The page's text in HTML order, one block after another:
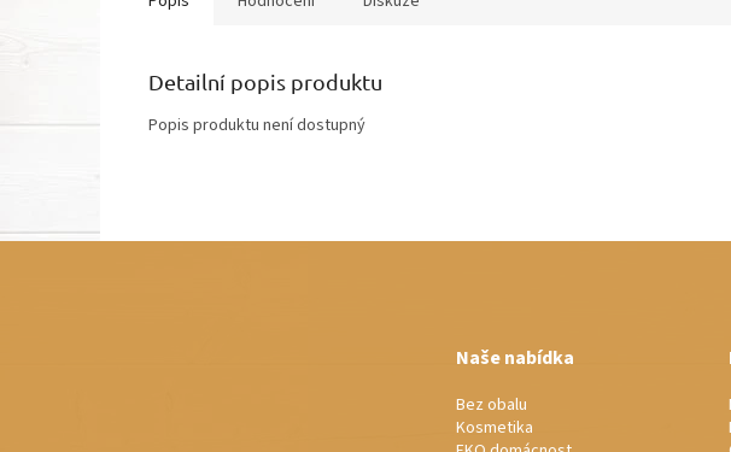
Detailní popis produktu
Popis produktu není dostupný
Naše nabídka
Bez obalu
Kosmetika